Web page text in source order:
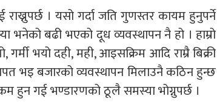
। यसो गर्दा जति गुणस्तर कायम हुनुपर्ने
बढी भएको दूध व्यवस्थापन नै हो । हाम्रो
भयो दही, मही, आइसक्रिम आदि राम्रै बिक्री
भइ बजारको व्यवस्थापन मिलाउनै कठिन हुन्छ
हुन गई भण्डारणको ठूलै समस्या भोग्नुपर्छ ।